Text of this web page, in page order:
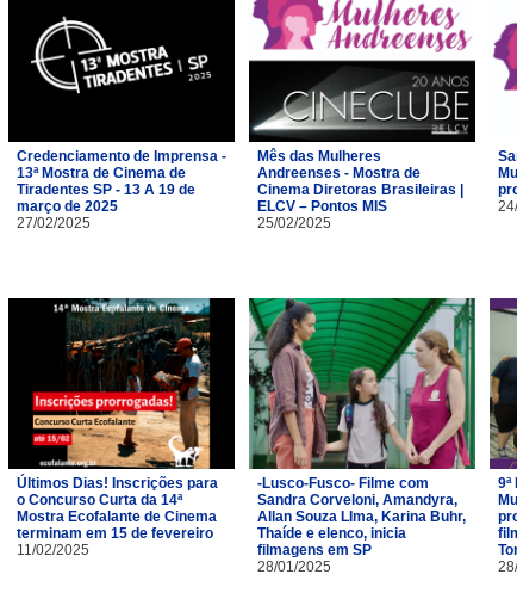
Credenciamento de Imprensa -
13ª Mostra de Cinema de
Tiradentes SP - 13 A 19 de
março de 2025
27/02/2025
Mês das Mulheres
Andreenses - Mostra de
Cinema Diretoras Brasileiras |
ELCV – Pontos MIS
25/02/2025
Últimos Dias! Inscrições para
o Concurso Curta da 14ª
Mostra Ecofalante de Cinema
terminam em 15 de fevereiro
11/02/2025
-Lusco-Fusco- Filme com
Sandra Corveloni, Amandyra,
Allan Souza LIma, Karina Buhr,
Thaíde e elenco, inicia
filmagens em SP
28/01/2025
9ª